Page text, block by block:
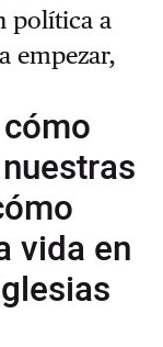
política a
empezar,
vida en